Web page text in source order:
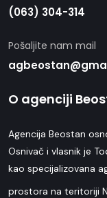
(063) 304-314
Pošaljite nam mail
O agenciji
Agencija Beostan
Osnivač i vlasnik je
kao specijalizovana
prostora na teritoriji